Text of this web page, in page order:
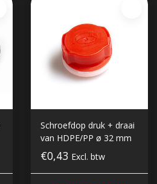
Schroefdop druk + draai
van HDPE/PP ø 32 mm
€0,43 Excl. btw